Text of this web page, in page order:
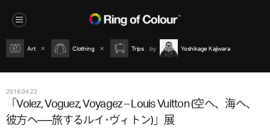
Art Clothing Trips Yoshikage Kajiwara
2016.04.22
「Volez, Voguez, Voyagez – Louis Vuitton (空へ、海へ、
彼方へ──旅するルイ･ヴィトン)」展